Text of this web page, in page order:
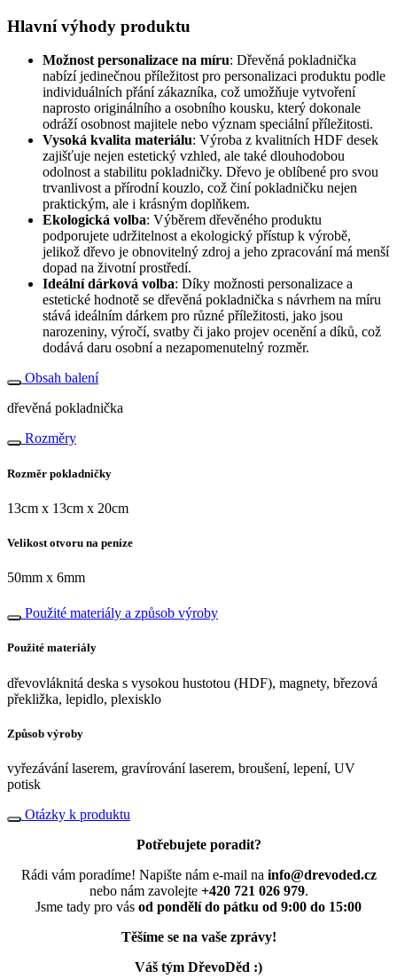
Hlavní výhody produktu
Možnost personalizace na míru: Dřevěná pokladnička
nabízí jedinečnou příležitost pro personalizaci produktu podle
individuálních přání zákazníka, což umožňuje vytvoření
naprosto originálního a osobního kousku, který dokonale
odráží osobnost majitele nebo význam speciální příležitosti.
Vysoká kvalita materiálu: Výroba z kvalitních HDF desek
zajišťuje nejen estetický vzhled, ale také dlouhodobou
odolnost a stabilitu pokladničky. Dřevo je oblíbené pro svou
trvanlivost a přírodní kouzlo, což činí pokladničku nejen
praktickým, ale i krásným doplňkem.
Ekologická volba: Výběrem dřevěného produktu
podporujete udržitelnost a ekologický přístup k výrobě,
jelikož dřevo je obnovitelný zdroj a jeho zpracování má menší
dopad na životní prostředí.
Ideální dárková volba: Díky možnosti personalizace a
estetické hodnotě se dřevěná pokladnička s návrhem na míru
stává ideálním dárkem pro různé příležitosti, jako jsou
narozeniny, výročí, svatby či jako projev ocenění a díků, což
dodává daru osobní a nezapomenutelný rozměr.
Obsah balení
dřevěná pokladnička
Rozměry
Rozměr pokladničky
13cm x 13cm x 20cm
Velikost otvoru na peníze
50mm x 6mm
Použité materiály a způsob výroby
Použité materiály
dřevovláknitá deska s vysokou hustotou (HDF), magnety, březová
překližka, lepidlo, plexisklo
Způsob výroby
vyřezávání laserem, gravírování laserem, broušení, lepení, UV
potisk
Otázky k produktu
Potřebujete poradit?
Rádi vám poradíme! Napište nám e-mail na info@drevoded.cz
nebo nám zavolejte +420 721 026 979.
Jsme tady pro vás od pondělí do pátku od 9:00 do 15:00
Těšíme se na vaše zprávy!
Váš tým DřevoDěd :)